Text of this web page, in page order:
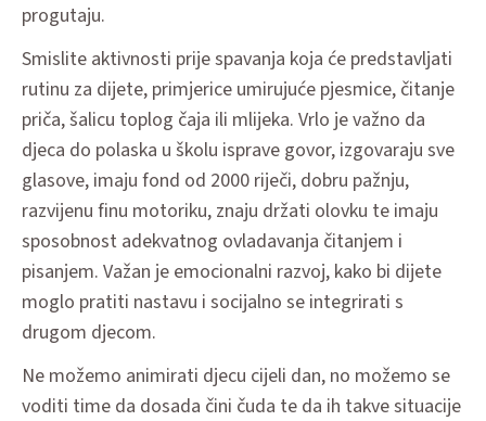
progutaju.
Smislite aktivnosti prije spavanja koja će predstavljati
rutinu za dijete, primjerice umirujuće pjesmice, čitanje
priča, šalicu toplog čaja ili mlijeka. Vrlo je važno da
djeca do polaska u školu isprave govor, izgovaraju sve
glasove, imaju fond od 2000 riječi, dobru pažnju,
razvijenu finu motoriku, znaju držati olovku te imaju
sposobnost adekvatnog ovladavanja čitanjem i
pisanjem. Važan je emocionalni razvoj, kako bi dijete
moglo pratiti nastavu i socijalno se integrirati s
drugom djecom.
Ne možemo animirati djecu cijeli dan, no možemo se
voditi time da dosada čini čuda te da ih takve situacije